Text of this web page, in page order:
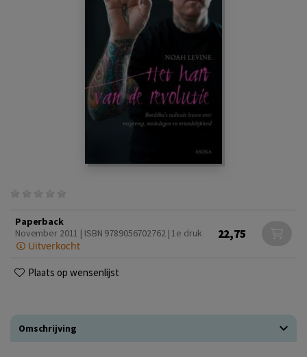
Paperback
November 2011 | ISBN 9789056702762 | 1e druk
Uitverkocht
22,75
Plaats op wensenlijst
Omschrijving